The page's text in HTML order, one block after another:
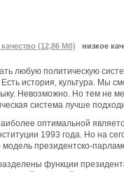
(12,86 Мб) низкое
любую политическую
история, культура. Мы
Невозможно. Но тем не
система лучше
оптимальной
1993 года. Но на
президентско-
функции